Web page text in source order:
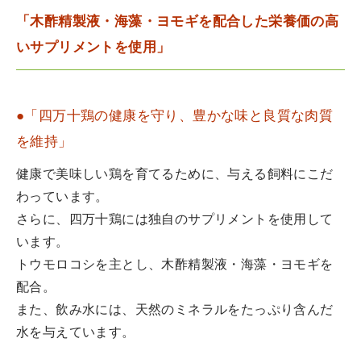
「木酢精製液・海藻・ヨモギを配合した栄養価の高
いサプリメントを使用」
●「四万十鶏の健康を守り、豊かな味と良質な肉質
を維持」
健康で美味しい鶏を育てるために、与える飼料にこだ
わっています。
さらに、四万十鶏には独自のサプリメントを使用して
います。
トウモロコシを主とし、木酢精製液・海藻・ヨモギを
配合。
また、飲み水には、天然のミネラルをたっぷり含んだ
水を与えています。